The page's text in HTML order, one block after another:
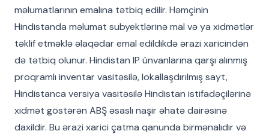
məlumatlarının emalına tətbiq edilir. Həmçinin
Hindistanda məlumat subyektlərinə mal və ya xidmətlər
təklif etməklə əlaqədar emal edildikdə ərazi xaricindən
də tətbiq olunur. Hindistan IP ünvanlarına qarşı alınmış
proqramlı inventar vasitəsilə, lokallaşdırılmış sayt,
Hindistanca versiya vasitəsilə Hindistan istifadəçilərinə
xidmət göstərən ABŞ əsaslı naşir əhatə dairəsinə
daxildir. Bu ərazi xarici çatma qanunda birmənalıdır və